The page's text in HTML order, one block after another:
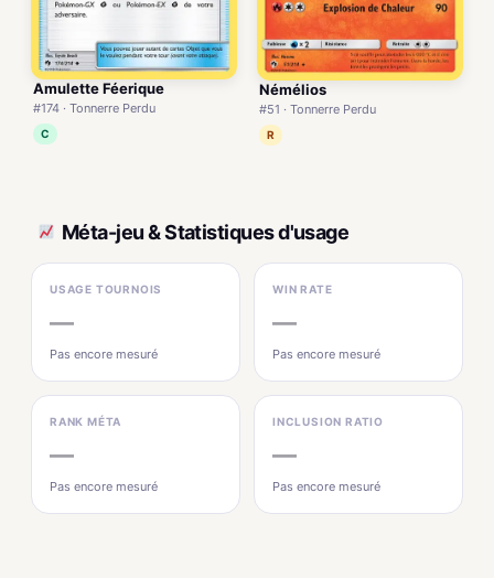
Amulette Féerique
#174 · Tonnerre Perdu
C
Némélios
#51 · Tonnerre Perdu
R
Méta-jeu & Statistiques d'usage
USAGE TOURNOIS
—
Pas encore mesuré
WIN RATE
—
Pas encore mesuré
RANK MÉTA
—
Pas encore mesuré
INCLUSION RATIO
—
Pas encore mesuré